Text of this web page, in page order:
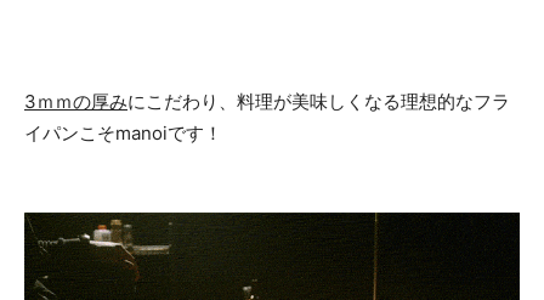
3ｍｍの厚みにこだわり、料理が美味しくなる理想的なフラ
イパンこそmanoiです！